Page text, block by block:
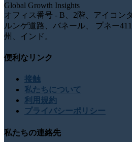
Global Growth Insights
オフィス番号 - B、2階、アイコン
ルンゲ道路、バネール、 プネー
州、インド。
便利なリンク
接触
私たちについて
利用規約
プライバシーポリシー
私たちの連絡先